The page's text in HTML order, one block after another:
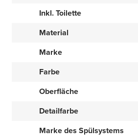
Inkl. Toilette
Material
Marke
Farbe
Oberfläche
Detailfarbe
Marke des Spülsystems